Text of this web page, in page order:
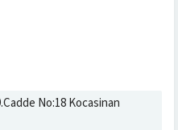
No:18 Kocasinan